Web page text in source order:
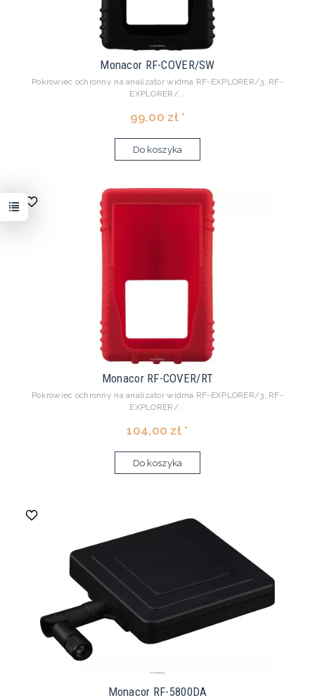
Monacor RF-COVER/SW
Pokrowiec ochronny na analizator widma RF-EXPLORER/3, RF-
EXPLORER/...
99,00 zł *
Do koszyka
Monacor RF-COVER/RT
Pokrowiec ochronny na analizator widma RF-EXPLORER/3, RF-
EXPLORER/...
104,00 zł *
Do koszyka
Monacor RF-5800DA